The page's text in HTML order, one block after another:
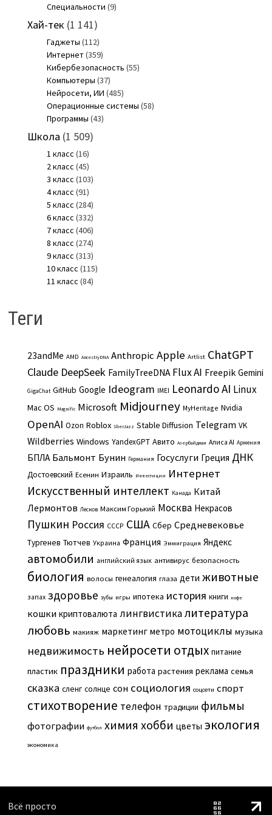
Специальности (9)
Хай-тек (1 141)
Гаджеты (112)
Интернет(359)
Кибербезопасность (55)
Компьютеры (37)
Нейросети, ИИ (485)
Операционные системы (58)
Программы (43)
Школа (1 509)
1 класс (16)
2 класс (45)
3 класс (103)
4 класс (91)
5 класс (284)
6 класс (332)
7 класс (406)
8 класс (274)
9 класс (313)
10 класс (115)
11 класс (84)
Теги
23andMe AMD AncestryDNA Anthropic Apple Artlist ChatGPT
Claude DeepSeek FamilyTreeDNA Flux AI Freepik Gemini
GigaChat GitHub Google Ideogram IMEI Leonardo AI Linux
Mac OS Magnific Microsoft Midjourney MyHeritage Nvidia
OpenAI Ozon Roblox SberJazz Stable Diffusion Telegram VK
Wildberries Windows YandexGPT Авито Азербайджан Алиса AI Армения
БПЛА Бальмонт Бунин Германия Госуслуги Греция ДНК
Достоевский Есенин Израиль Инвестиции Интернет
Искусственный интеллект Канада Китай
Лермонтов Лесков Максим Горький Москва Некрасов
Пушкин Россия СССР США Сбер Средневековье
Тургенев Тютчев Украина Франция Эммиграция Яндекс
автомобили английский язык антивирус безопасность
биология волосы генеалогия глаза дети животные
запах здоровье зубы игры ипотека история книги кофе
кошки криптовалюта лингвистикалитература
любовь макияж маркетинг метро мотоциклы музыка
недвижимость нейросети отдых питание
пластик праздники работа растения реклама семья
сказка сленг солнце сон социология соцсети спорт
стихотворение телефон традиции фильмы
фотографии футбол химия хобби цветы экология
экономика
Всё просто